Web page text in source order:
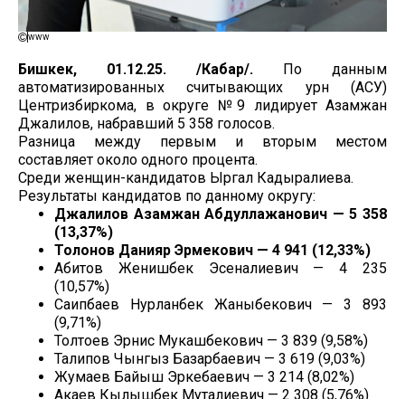
www
Бишкек, 01.12.25. /Кабар/. По данным
автоматизированных считывающих урн (АСУ)
Центризбиркома, в округе №9 лидирует Азамжан
Джалилов, набравший 5 358 голосов.
Разница между первым и вторым местом
составляет около одного процента.
Среди женщин-кандидатов Ыргал Кадыралиева.
Результаты кандидатов по данному округу:
Джалилов Азамжан Абдуллажанович — 5 358
(13,37%)
Толонов Данияр Эрмекович — 4 941 (12,33%)
Абитов Женишбек Эсеналиевич — 4 235
(10,57%)
Саипбаев Нурланбек Жаныбекович — 3 893
(9,71%)
Толтоев Эрнис Мукашбекович — 3 839 (9,58%)
Талипов Чынгыз Базарбаевич — 3 619 (9,03%)
Жумаев Байыш Эркебаевич — 3 214 (8,02%)
Акаев Кылышбек Муталиевич — 2 308 (5,76%)